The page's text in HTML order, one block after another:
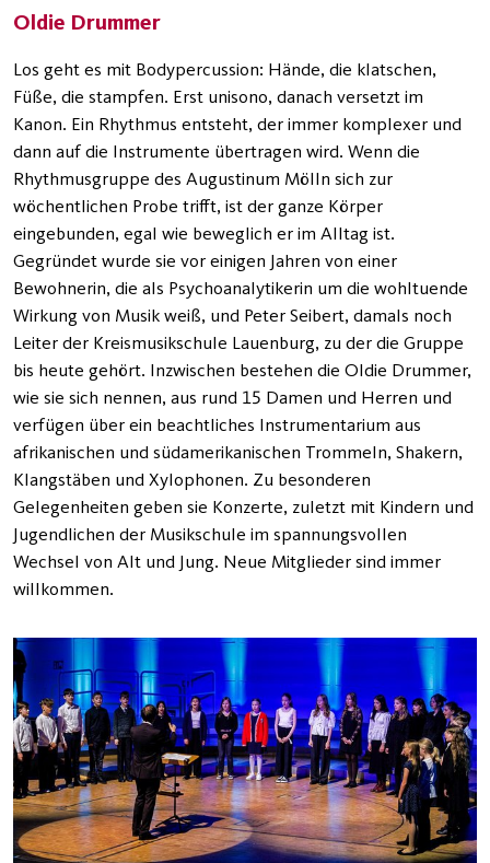
Oldie Drummer
Los geht es mit Bodypercussion: Hände, die klatschen,
Füße, die stampfen. Erst unisono, danach versetzt im
Kanon. Ein Rhythmus entsteht, der immer komplexer und
dann auf die Instrumente übertragen wird. Wenn die
Rhythmusgruppe des Augustinum Mölln sich zur
wöchentlichen Probe trifft, ist der ganze Körper
eingebunden, egal wie beweglich er im Alltag ist.
Gegründet wurde sie vor einigen Jahren von einer
Bewohnerin, die als Psychoanalytikerin um die wohltuende
Wirkung von Musik weiß, und Peter Seibert, damals noch
Leiter der Kreismusikschule Lauenburg, zu der die Gruppe
bis heute gehört. Inzwischen bestehen die Oldie Drummer,
wie sie sich nennen, aus rund 15 Damen und Herren und
verfügen über ein beachtliches Instrumentarium aus
afrikanischen und südamerikanischen Trommeln, Shakern,
Klangstäben und Xylophonen. Zu besonderen
Gelegenheiten geben sie Konzerte, zuletzt mit Kindern und
Jugendlichen der Musikschule im spannungsvollen
Wechsel von Alt und Jung. Neue Mitglieder sind immer
willkommen.